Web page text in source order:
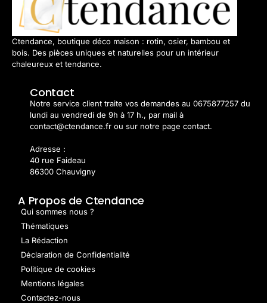
Ctendance, boutique déco maison : rotin, osier, bambou et
bois. Des pièces uniques et naturelles pour un intérieur
chaleureux et tendance.
Contact
Notre service client traite vos demandes au 0675877257 du
lundi au vendredi de 9h à 17 h., par mail à
contact@ctendance.fr ou sur notre page contact.
Adresse :
40 rue Faideau
86300 Chauvigny
A Propos de Ctendance
Qui sommes nous ?
Thématiques
La Rédaction
Déclaration de Confidentialité
Politique de cookies
Mentions légales
Contactez-nous